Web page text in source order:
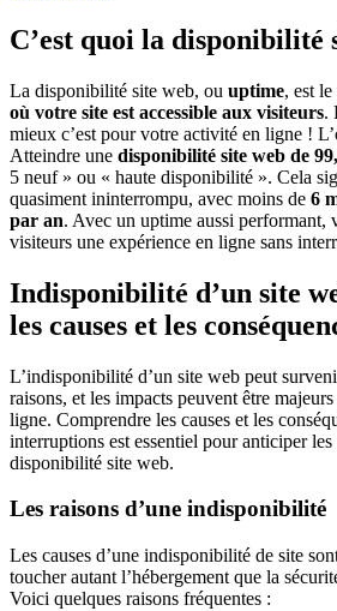
C’est quoi la disponibilité
La disponibilité site web, ou uptime, est le
où votre site est accessible aux visiteurs.
mieux c’est pour votre activité en ligne !
Atteindre une disponibilité site web de
5 neuf » ou « haute disponibilité ». Cela
quasiment ininterrompu, avec moins de 6
par an. Avec un uptime aussi performant,
visiteurs une expérience en ligne sans
Indisponibilité d’un site
les causes et les
L’indisponibilité d’un site web peut
raisons, et les impacts peuvent être
ligne. Comprendre les causes et les
interruptions est essentiel pour anticiper les
disponibilité site web.
Les raisons d’une indisponibilité
Les causes d’une indisponibilité de site
toucher autant l’hébergement que la
Voici quelques raisons fréquentes :